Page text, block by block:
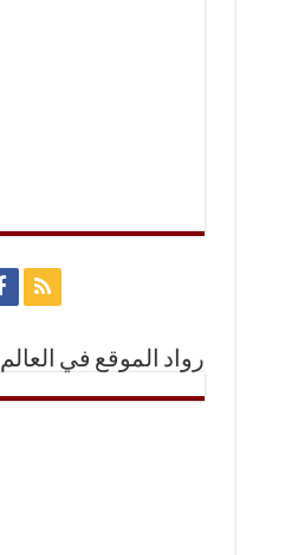
رواد الموقع في العالم